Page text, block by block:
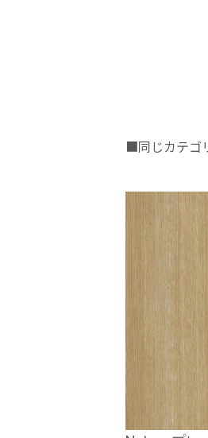
■同じカテゴ